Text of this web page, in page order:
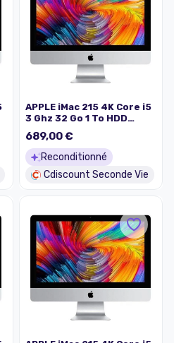
APPLE iMac 215 4K Core i5
3 Ghz 32 Go 1 To HDD
Argent (2017) -
Reconditionné - Très bon
état
689,00 €
Reconditionné
Cdiscount Seconde Vie